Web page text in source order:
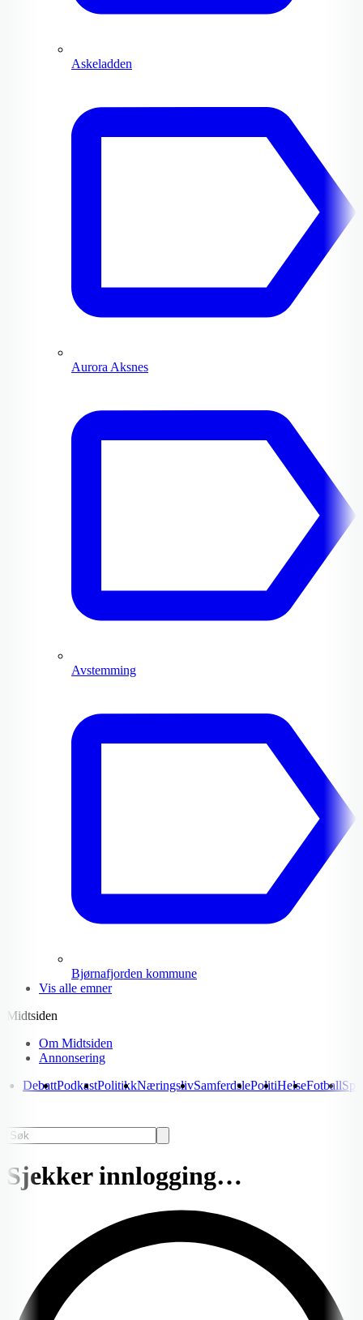
Askeladden
Aurora Aksnes
Avstemming
Bjørnafjorden kommune
Vis alle emner
Midtsiden
Om Midtsiden
Annonsering
DebattPodkastPolitikkNæringslivSamferdslePolitiHelseFotball
Sjekker innlogging…